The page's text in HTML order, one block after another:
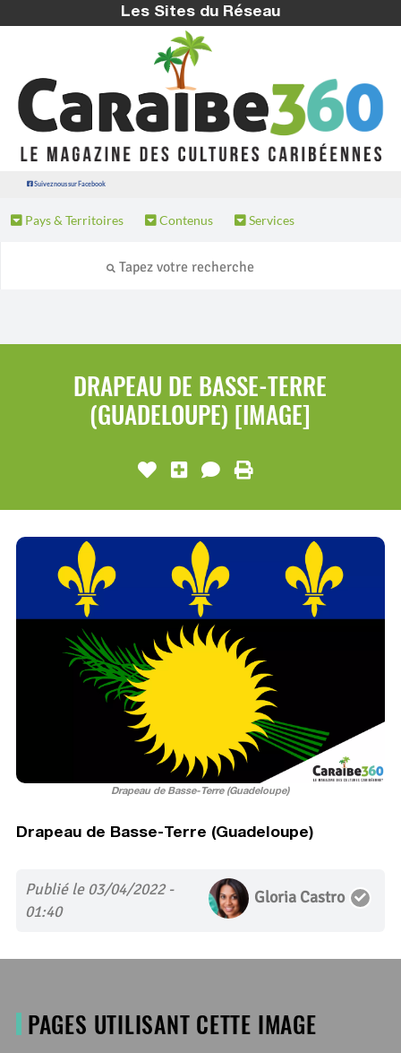
Les Sites du Réseau
Suivez nous sur Facebook
Pays & Territoires Contenus Services
DRAPEAU DE BASSE-TERRE
(GUADELOUPE) [IMAGE]
Drapeau de Basse-Terre (Guadeloupe)
Drapeau de Basse-Terre (Guadeloupe)
Publié le 03/04/2022 -
01:40
Gloria Castro
PAGES UTILISANT CETTE IMAGE